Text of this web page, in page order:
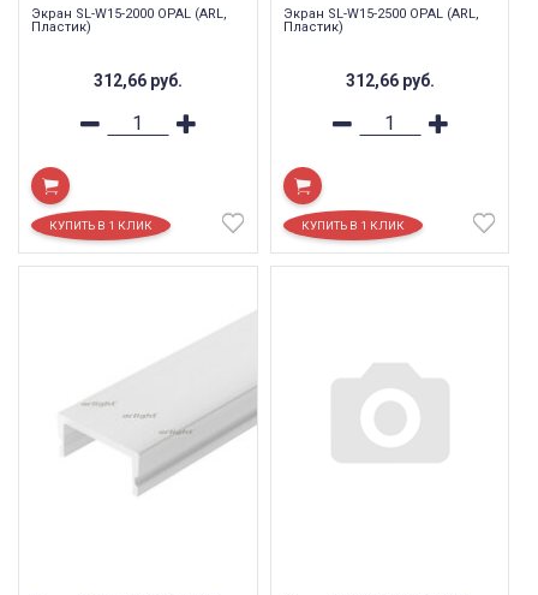
Экран SL-W15-2000 OPAL (ARL,
Пластик)
312,66 руб.
Экран SL-W15-2500 OPAL (ARL,
Пластик)
312,66 руб.